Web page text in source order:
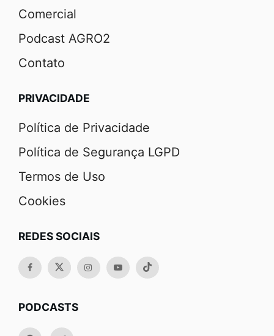
Comercial
Podcast AGRO2
Contato
PRIVACIDADE
Política de Privacidade
Política de Segurança LGPD
Termos de Uso
Cookies
REDES SOCIAIS
PODCASTS